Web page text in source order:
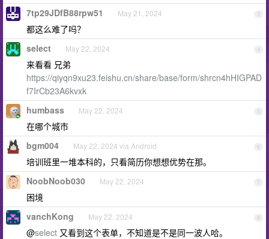
3
7tp29JDfB88rpw51 May 21, 2024
都这么难了吗？
4
select May 22, 2024
来看看 兄弟
https://qiyqn9xu23.feishu.cn/share/base/form/shrcn4hHIGPAD
f7IrCb23A6kvxk
5
humbass May 22, 2024
在哪个城市
6
bgm004 May 22, 2024 via Android
培训班里一堆本科的，只看简历你想想优势在那。
7
NoobNoob030 May 22, 2024
困境
8
vanchKong May 22, 2024
@select 又看到这个表单，不知道是不是同一波人哈。